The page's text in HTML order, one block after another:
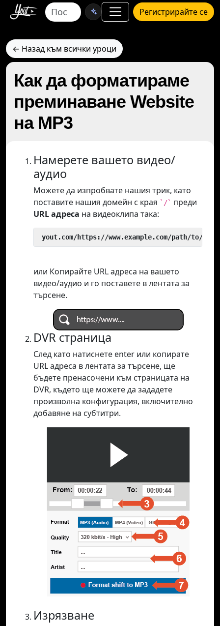
Регистрирайте се
← Назад към всички уроци
Как да форматираме
преминаване Website
на MP3
Намерете вашето видео/
аудио
Можете да изпробвате нашия трик, като
поставите нашия домейн с края `/` преди
URL адреса на видеоклипа така:
yout.com/https://www.example.com/path/to/
или Копирайте URL адреса на вашето
видео/аудио и го поставете в лентата за
търсене.
DVR страница
След като натиснете enter или копирате
URL адреса в лентата за търсене, ще
бъдете пренасочени към страницата на
DVR, където ще можете да зададете
произволна конфигурация, включително
добавяне на субтитри.
Изрязване